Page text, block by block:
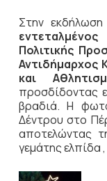
Στην
Πολιτικής
Αντιδήμαρχος
και
προσδίδοντας
βραδιά. Η
Δέντρου στο
αποτελώντας
γεμάτης ελπίδα